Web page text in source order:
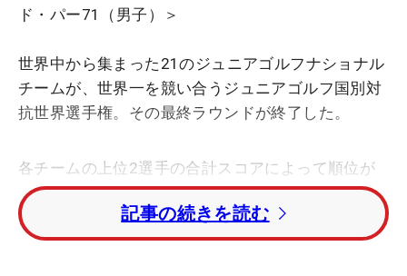
ド・パー71（男子）＞
世界中から集まった21のジュニアゴルフナショナル
チームが、世界一を競い合うジュニアゴルフ国別対
抗世界選手権。その最終ラウンドが終了した。
各チームの上位2選手の合計スコアによって順位が
争われる団体戦で日本男子チームがトータル32アン
ダーで優勝。2位にトータル30アンダーの米国、3位
にトータル20アンダーのフランスが入った。
記事の続きを読む